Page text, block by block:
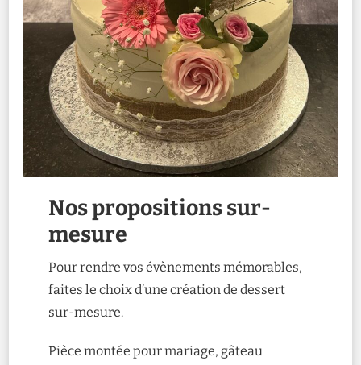
Nos propositions sur-
mesure
Pour rendre vos évènements mémorables,
faites le choix d’une création de dessert
sur-mesure.
Pièce montée pour mariage, gâteau